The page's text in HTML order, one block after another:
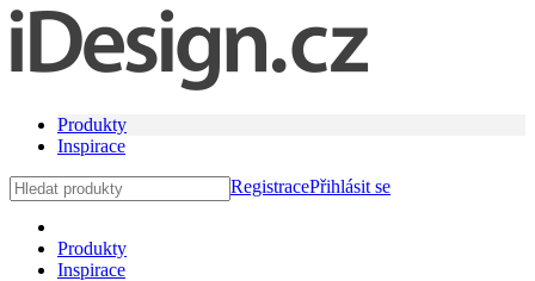
Produkty
Inspirace
RegistracePřihlásit se
Produkty
Inspirace